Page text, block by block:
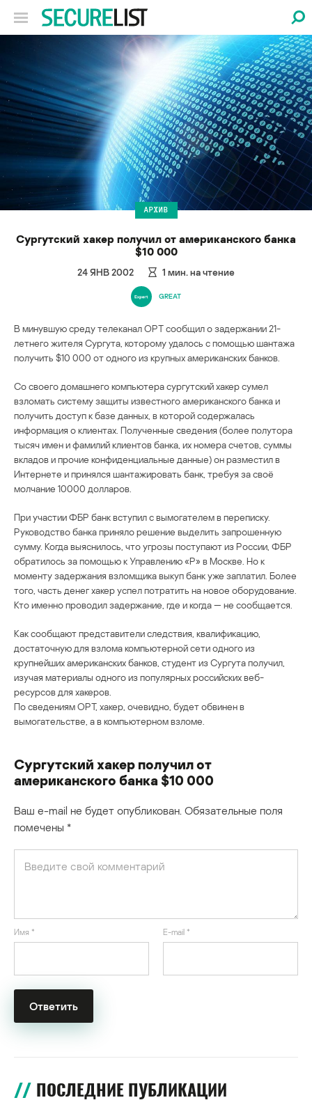
АРХИВ
Сургутский хакер получил от американского банка
$10 000
24 ЯНВ 2002 1 мин. на чтение
GREAT
В минувшую среду телеканал ОРТ сообщил о задержании 21-
летнего жителя Сургута, которому удалось с помощью шантажа
получить $10 000 от одного из крупных американских банков.
Со своего домашнего компьютера сургутский хакер сумел
взломать систему защиты известного американского банка и
получить доступ к базе данных, в которой содержалась
информация о клиентах. Полученные сведения (более полутора
тысяч имен и фамилий клиентов банка, их номера счетов, суммы
вкладов и прочие конфиденциальные данные) он разместил в
Интернете и принялся шантажировать банк, требуя за своё
молчание 10000 долларов.
При участии ФБР банк вступил с вымогателем в переписку.
Руководство банка приняло решение выделить запрошенную
сумму. Когда выяснилось, что угрозы поступают из России, ФБР
обратилось за помощью к Управлению «Р» в Москве. Но к
моменту задержания взломщика выкуп банк уже заплатил. Более
того, часть денег хакер успел потратить на новое оборудование.
Кто именно проводил задержание, где и когда — не сообщается.
Как сообщают представители следствия, квалификацию,
достаточную для взлома компьютерной сети одного из
крупнейших американских банков, студент из Сургута получил,
изучая материалы одного из популярных российских веб-
ресурсов для хакеров.
По сведениям ОРТ, хакер, очевидно, будет обвинен в
вымогательстве, а в компьютерном взломе.
Сургутский хакер получил от
американского банка $10 000
Ваш e-mail не будет опубликован. Обязательные поля
помечены *
Имя * E-mail *
ПОСЛЕДНИЕ ПУБЛИКАЦИИ